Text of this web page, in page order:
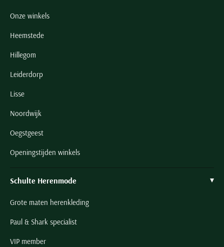
Onze winkels
Heemstede
Hillegom
Leiderdorp
Lisse
Noordwijk
Oegstgeest
Openingstijden winkels
Schulte Herenmode
Grote maten herenkleding
Paul & Shark specialist
VIP member